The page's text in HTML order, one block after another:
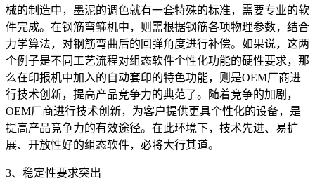
械的制造中，墨泥的调色就有一套特殊的标准，需要专业的软
件完成。在钢筋弯箍机中，则需根据钢筋各项物理参数，结合
力学算法，对钢筋弯曲后的回弹角度进行补偿。如果说，这两
个例子是不同工艺流程对组态软件个性化功能的硬性要求，那
么在印报机中加入的自动套印的特色功能，则是OEM厂商进
行技术创新，提高产品竞争力的典范了。随着竞争的加剧，
OEM厂商进行技术创新，为客户提供更具个性化的设备，是
提高产品竞争力的有效途径。在此环境下，技术先进、易扩
展、开放性好的组态软件，必将大行其道。
3、稳定性要求突出